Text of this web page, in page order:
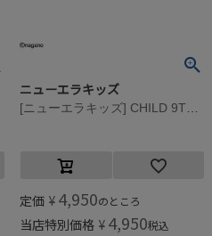
ニューエラキッズ
定価 ¥ 4,950のところ
当店特別価格 ¥ 4,950税込